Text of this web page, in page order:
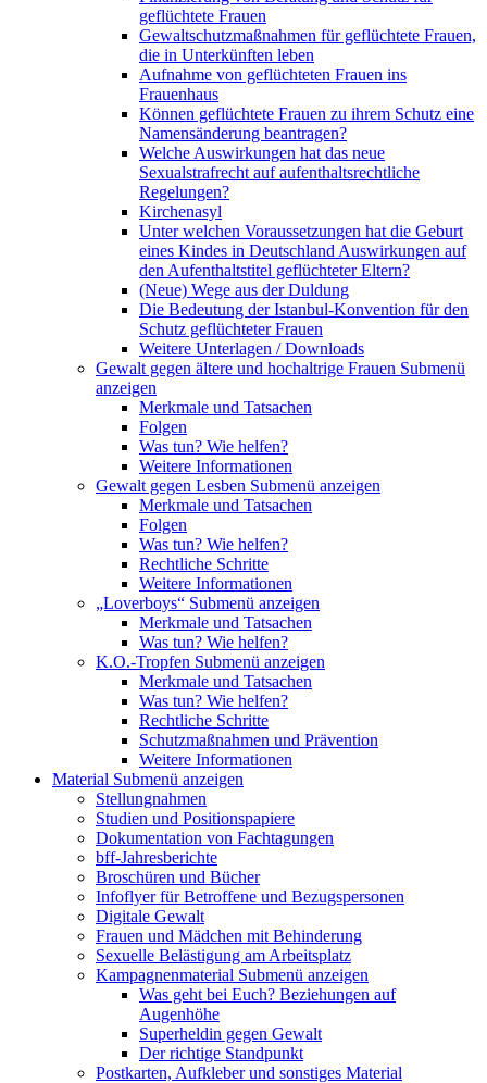
geflüchtete Frauen
Gewaltschutzmaßnahmen für geflüchtete Frauen,
die in Unterkünften leben
Aufnahme von geflüchteten Frauen ins
Frauenhaus
Können geflüchtete Frauen zu ihrem Schutz eine
Namensänderung beantragen?
Welche Auswirkungen hat das neue
Sexualstrafrecht auf aufenthaltsrechtliche
Regelungen?
Kirchenasyl
Unter welchen Voraussetzungen hat die Geburt
eines Kindes in Deutschland Auswirkungen auf
den Aufenthaltstitel geflüchteter Eltern?
(Neue) Wege aus der Duldung
Die Bedeutung der Istanbul-Konvention für den
Schutz geflüchteter Frauen
Weitere Unterlagen / Downloads
Gewalt gegen ältere und hochaltrige Frauen Submenü
anzeigen
Merkmale und Tatsachen
Folgen
Was tun? Wie helfen?
Weitere Informationen
Gewalt gegen Lesben Submenü anzeigen
Merkmale und Tatsachen
Folgen
Was tun? Wie helfen?
Rechtliche Schritte
Weitere Informationen
„Loverboys“ Submenü anzeigen
Merkmale und Tatsachen
Was tun? Wie helfen?
K.O.-Tropfen Submenü anzeigen
Merkmale und Tatsachen
Was tun? Wie helfen?
Rechtliche Schritte
Schutzmaßnahmen und Prävention
Weitere Informationen
Material Submenü anzeigen
Stellungnahmen
Studien und Positionspapiere
Dokumentation von Fachtagungen
bff-Jahresberichte
Broschüren und Bücher
Infoflyer für Betroffene und Bezugspersonen
Digitale Gewalt
Frauen und Mädchen mit Behinderung
Sexuelle Belästigung am Arbeitsplatz
Kampagnenmaterial Submenü anzeigen
Was geht bei Euch? Beziehungen auf
Augenhöhe
Superheldin gegen Gewalt
Der richtige Standpunkt
Postkarten, Aufkleber und sonstiges Material